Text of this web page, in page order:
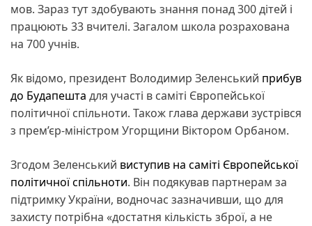
мов. Зараз тут здобувають знання понад 300 дітей і
працюють 33 вчителі. Загалом школа розрахована
на 700 учнів.
Як відомо, президент Володимир Зеленський прибув
до Будапешта для участі в саміті Європейської
політичної спільноти. Також глава держави зустрівся
з прем’єр-міністром Угорщини Віктором Орбаном.
Згодом Зеленський виступив на саміті Європейської
політичної спільноти. Він подякував партнерам за
підтримку України, водночас зазначивши, що для
захисту потрібна «достатня кількість зброї, а не